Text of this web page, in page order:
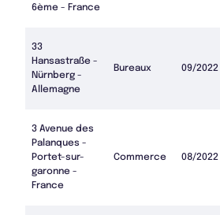
6ème - France
33
Hansastraße -
Nürnberg -
Allemagne
Bureaux 09/2022
3 Avenue des
Palanques -
Portet-sur-
garonne -
France
Commerce 08/2022